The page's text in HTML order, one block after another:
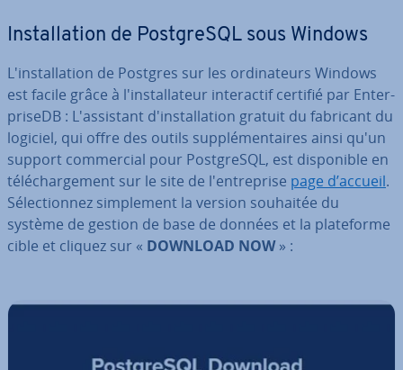
Ins­tal­la­tion de Post­greSQL sous Windows
L'ins­tal­la­tion de Postgres sur les or­di­na­teurs Windows
est facile grâce à l'ins­tal­la­teur in­te­rac­tif certifié par En­ter­
pri­seDB : L'as­sis­tant d'ins­tal­la­tion gratuit du fabricant du
logiciel, qui offre des outils sup­plé­men­taires ainsi qu'un
support com­mer­cial pour Post­greSQL, est dis­po­nible en
té­lé­char­ge­ment sur le site de l'en­tre­prise page d’accueil.
Sé­lec­tion­nez sim­ple­ment la version souhaitée du
système de gestion de base de données et la pla­te­forme
cible et cliquez sur « DOWNLOAD NOW» :